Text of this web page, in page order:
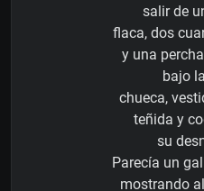
salir de
flaca, dos
y una
bajo
chueca,
teñida y
su
Parecía un
mostrando